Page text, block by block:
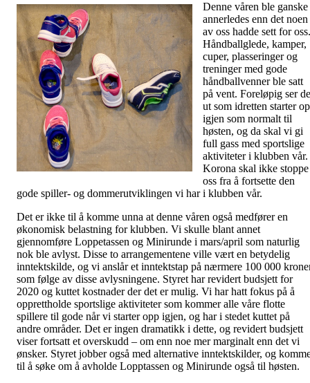
Denne våren ble ganske
annerledes enn det noen
av oss hadde sett for oss.
Håndballglede, kamper,
cuper, plasseringer og
treninger med gode
håndballvenner ble satt
på vent. Foreløpig ser
ut som idretten starter
igjen som normalt til
høsten, og da skal vi gi
full gass med sportslige
aktiviteter i klubben vår.
Korona skal ikke stoppe
oss fra å fortsette den
gode spiller- og dommerutviklingen vi har i klubben vår.
Det er ikke til å komme unna at denne våren også medfører en
økonomisk belastning for klubben. Vi skulle blant annet
gjennomføre Loppetassen og Minirunde i mars/april som naturlig
nok ble avlyst. Disse to arrangementene ville vært en betydelig
inntektskilde, og vi anslår et inntektstap på nærmere 100 000
som følge av disse avlysningene. Styret har revidert budsjett for
2020 og kuttet kostnader der det er mulig. Vi har hatt fokus på å
opprettholde sportslige aktiviteter som kommer alle våre flotte
spillere til gode når vi starter opp igjen, og har i stedet kuttet på
andre områder. Det er ingen dramatikk i dette, og revidert budsjett
viser fortsatt et overskudd – om enn noe mer marginalt enn det vi
ønsker. Styret jobber også med alternative inntektskilder, og
til å søke om å avholde Lopptassen og Minirunde også til høsten.